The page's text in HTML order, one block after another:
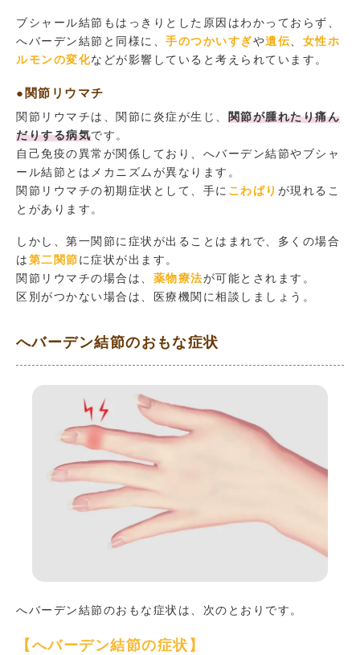
ブシャール結節もはっきりとした原因はわかっておらず、
へバーデン結節と同様に、 手のつかいすぎや遺伝、 女性ホ
ルモンの変化などが影響していると考えられています。
●関節リウマチ
関節リウマチは、関節に炎症が生じ、
関節が腫れたり痛ん
だりする病気です。
自己免疫の異常が関係しており、へバーデン結節やブシャ
ール結節とはメカニズムが異なります。
関節リウマチの初期症状として、手に こわばり が現れるこ
とがあります。
しかし、第一関節に症状が出ることはまれで、多くの場合
は第二関節に症状が出ます。
関節リウマチの場合は、 薬物療法が可能とされます。
区別がつかない場合は、医療機関に相談しましょう。
へバーデン結節のおもな症状
へバーデン結節のおもな症状は、次のとおりです。
【へバーデン結節の症状】